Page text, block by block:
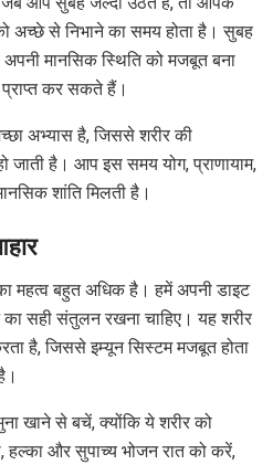
को अच्छे से निभाने का समय होता है। सुबह
मानसिक स्थिति को मजबूत बना
कर सकते हैं।
अभ्यास है, जिससे शरीर की
जाती है। आप इस समय योग, प्राणायाम,
शांति मिलती है।
महत्व बहुत अधिक है। हमें अपनी डाइट
सही संतुलन रखना चाहिए। यह शरीर
है, जिससे इम्यून सिस्टम मजबूत होता
खाने से बचें, क्योंकि ये शरीर को
और सुपाच्य भोजन रात को करें,